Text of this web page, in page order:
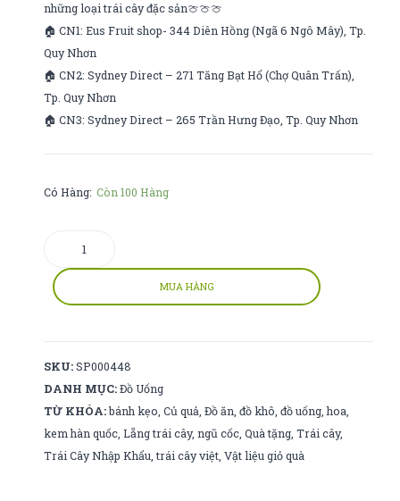
những loại trái cây đặc sản🍈🍈🍈
🏠 CN1: Eus Fruit shop- 344 Diên Hồng (Ngã 6 Ngô Mây), Tp.
Quy Nhơn
🏠 CN2: Sydney Direct – 271 Tăng Bạt Hổ (Chợ Quân Trấn),
Tp. Quy Nhơn
🏠 CN3: Sydney Direct – 265 Trần Hưng Đạo, Tp. Quy Nhơn
Có Hàng: Còn 100 Hàng
cây
aura
MUA HÀNG
SKU: SP000448
DANH MỤC: Đồ Uống
TỪ KHÓA: bánh kẹo ,Củ quả ,Đồ ăn ,đồ khô ,đồ uống ,hoa
kem hàn quốc ,Lẵng trái cây,ngũ cốc ,Quà tặng ,Trái cây,
Trái Cây Nhập Khẩu ,trái cây việt ,Vật liệu giỏ quà